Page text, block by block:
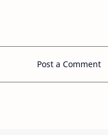
Post a Comment